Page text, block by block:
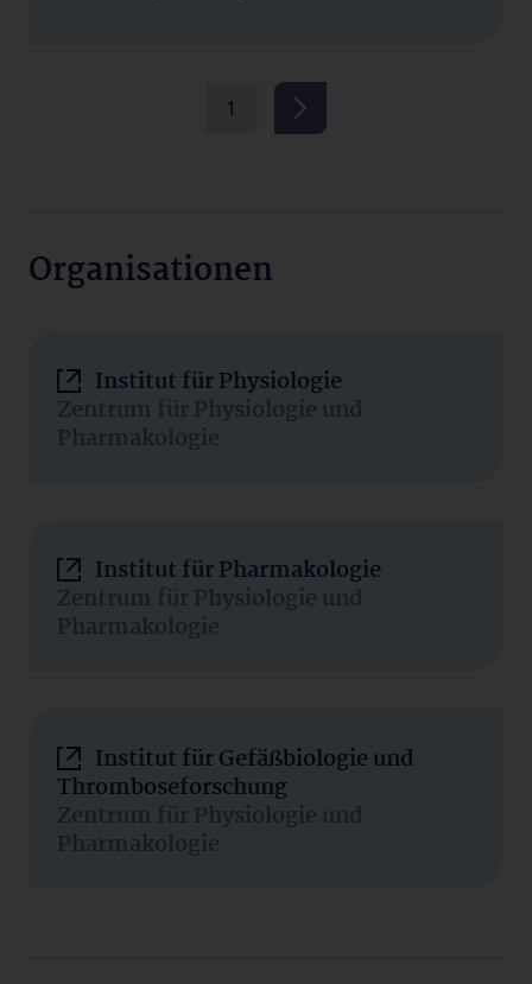
1
Organisationen
Institut für Physiologie
Zentrum für Physiologie und
Pharmakologie
Institut für Pharmakologie
Zentrum für Physiologie und
Pharmakologie
Institut für Gefäßbiologie und
Thromboseforschung
Zentrum für Physiologie und
Pharmakologie